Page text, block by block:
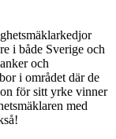
i både Sverige och
och
i området där de
för sitt yrke vinner
med